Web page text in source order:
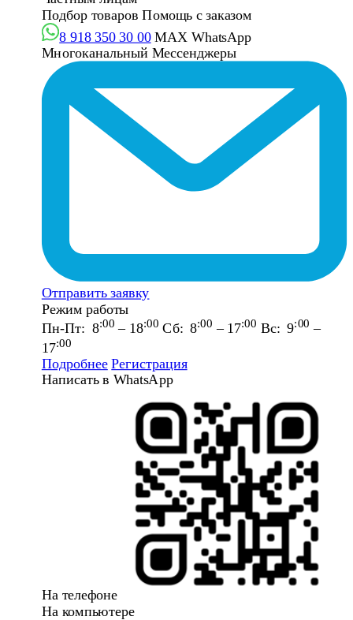
Подбор товаров Помощь с заказом
8 918 350 30 00 MAX WhatsApp
Многоканальный Мессенджеры
Отправить заявку
Режим работы
Пн-Пт: 8:00 – 18:00 Сб: 8:00 – 17:00 Вс: 9:00 –
17:00
Подробнее Регистрация
Написать в WhatsApp
На телефоне
На компьютере